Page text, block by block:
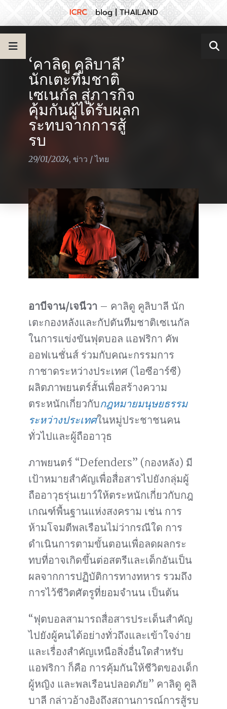
‘คาลิดู คูลิบาลี’
นักเตะทีมชาติ
เซเนกัล สู่ภารกิจ
คุ้มกันผู้ได้รับผลก
ระทบจากการสู้
รบ
29/01/2024, ข่าว /ไทย
อาบีจาน/เจนีวา – คาลิดู คูลิบาลี นัก
เตะกองหลังและกัปตันทีมชาติเซเนกัล
ในการแข่งขันฟุตบอล แอฟริกา คัพ
ออฟเนชั่นส์ ร่วมกับคณะกรรมการ
กาชาดระหว่างประเทศ (ไอซีอาร์ซี)
ผลิตภาพยนตร์สั้นเพื่อสร้างความ
ตระหนักเกี่ยวกับกฎหมายมนุษยธรรม
ระหว่างประเทศในหมู่ประชาชนคน
ทั่วไปและผู้ถืออาวุธ
ภาพยนตร์ “Defenders” (กองหลัง) มี
เป้าหมายสำคัญเพื่อสื่อสารไปยังกลุ่มผู้
ถืออาวุธรุ่นเยาว์ให้ตระหนักเกี่ยวกับกฎ
เกณฑ์พื้นฐานแห่งสงคราม เช่น การ
ห้ามโจมตีพลเรือนไม่ว่ากรณีใด การ
ดำเนินการตามขั้นตอนเพื่อลดผลกระ
ทบที่อาจเกิดขึ้นต่อสตรีและเด็กอันเป็น
ผลจากการปฏิบัติการทางทหาร รวมถึง
การไว้ชีวิตศัตรูที่ยอมจำนน เป็นต้น
“ฟุตบอลสามารถสื่อสารประเด็นสำคัญ
ไปยังผู้คนได้อย่างทั่วถึงและเข้าใจง่าย
และเรื่องสำคัญเหนือสิ่งอื่นใดสำหรับ
แอฟริกา ก็คือ การคุ้มกันให้ชีวิตของเด็ก
ผู้หญิง และพลเรือนปลอดภัย” คาลิดู คูลิ
บาลี กล่าวอ้างอิงถึงสถานการณ์การสู้รบ